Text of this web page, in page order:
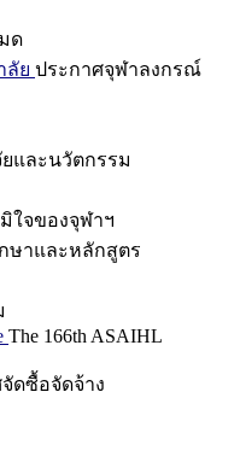
ด
ลัย ประกาศจุฬาลงกรณ์
ยและนวัตกรรม
ใจของจุฬาฯ
ษาและหลักสูตร
The 166th ASAIHL
ดซื้อจัดจ้าง